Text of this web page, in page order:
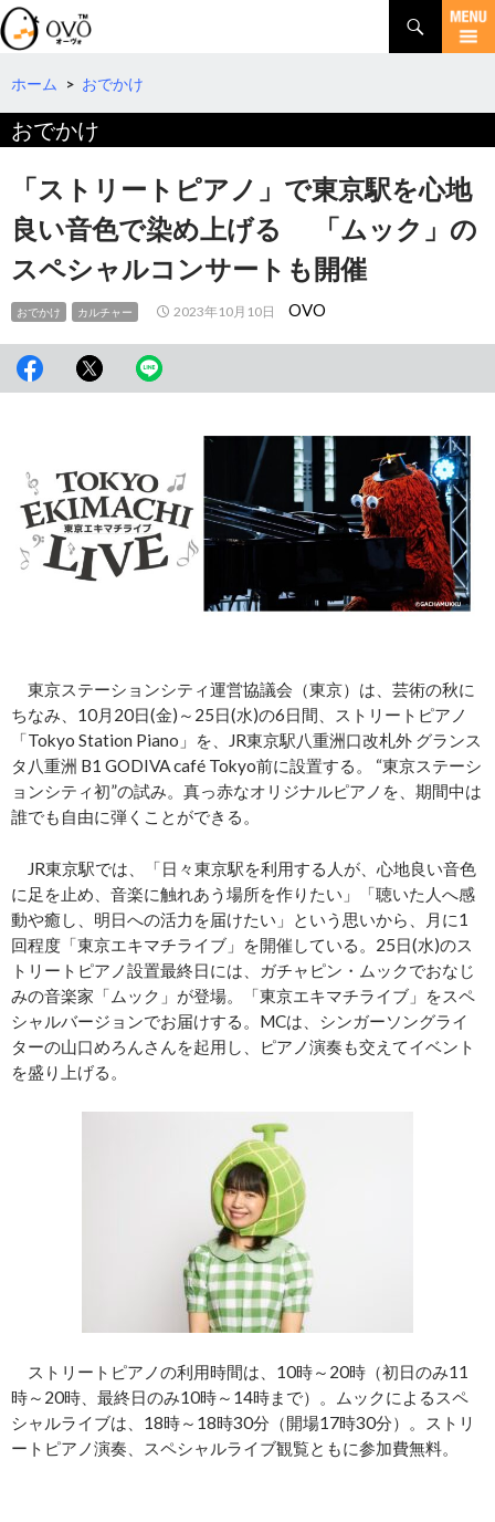
検
索
コ
テ
ツ
へ
ホーム > おでかけ
おでかけ
「ストリートピアノ」で東京駅を心地
良い音色で染め上げる 「ムック」の
スペシャルコンサートも開催
おでかけ カルチャー 2023年10月10日 OVO
東京ステーションシティ運営協議会（東京）は、芸術の秋に
ちなみ、10月20日(金)～25日(水)の6日間、ストリートピアノ
「Tokyo Station Piano」を、JR東京駅八重洲口改札外 グランス
タ八重洲 B1 GODIVA café Tokyo前に設置する。 “東京ステーシ
ョンシティ初”の試み。真っ赤なオリジナルピアノを、期間中は
誰でも自由に弾くことができる。
JR東京駅では、「日々東京駅を利用する人が、心地良い音色
に足を止め、音楽に触れあう場所を作りたい」「聴いた人へ感
動や癒し、明日への活力を届けたい」という思いから、月に1
回程度「東京エキマチライブ」を開催している。25日(水)のス
トリートピアノ設置最終日には、ガチャピン・ムックでおなじ
みの音楽家「ムック」が登場。「東京エキマチライブ」をスペ
シャルバージョンでお届けする。MCは、シンガーソングライ
ターの山口めろんさんを起用し、ピアノ演奏も交えてイベント
を盛り上げる。
ストリートピアノの利用時間は、10時～20時（初日のみ11
時～20時、最終日のみ10時～14時まで）。ムックによるスペ
シャルライブは、18時～18時30分（開場17時30分）。ストリ
ートピアノ演奏、スペシャルライブ観覧ともに参加費無料。